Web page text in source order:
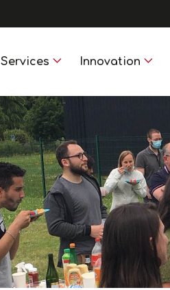
Services Innovation